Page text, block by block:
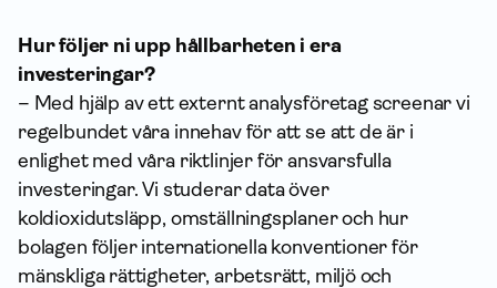
Hur följer ni upp hållbarheten i era
investeringar?
– Med hjälp av ett externt analysföretag screenar vi
regel­bundet våra innehav för att se att de är i
enlighet med våra riktlinjer för ansvarsfulla
investeringar. Vi studerar data över
koldioxidutsläpp, omställningsplaner och hur
bolagen följer internationella konventioner för
mänskliga rättigheter, arbetsrätt, miljö och